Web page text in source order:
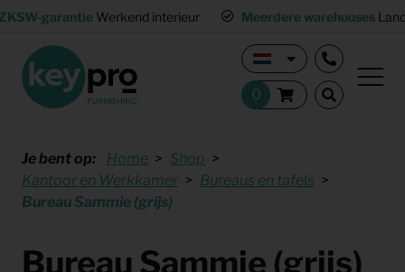
garantie Werkend interieur Meerdere warehouses
Je bent op: Home
Shop
Kantoor en Werkkamer
Bureaus en tafels
Bureau Sammie (grijs)
Bureau Sammie (grijs)